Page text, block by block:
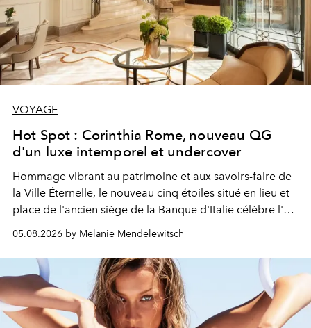
VOYAGE
Hot Spot : Corinthia Rome, nouveau QG
d'un luxe intemporel et undercover
Hommage vibrant au patrimoine et aux savoirs-faire de
la Ville Éternelle, le nouveau cinq étoiles situé en lieu et
place de l'ancien siège de la Banque d'Italie célèbre l'art
de vivre Romain dans toute son élégance intemporelle.
05.08.2026 by Melanie Mendelewitsch